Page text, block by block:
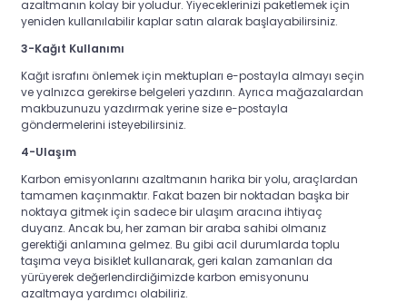
azaltmanın kolay bir yoludur. Yiyeceklerinizi paketlemek için
yeniden kullanılabilir kaplar satın alarak başlayabilirsiniz.
3-Kağıt Kullanımı
Kağıt israfını önlemek için mektupları e-postayla almayı seçin
ve yalnızca gerekirse belgeleri yazdırın. Ayrıca mağazalardan
makbuzunuzu yazdırmak yerine size e-postayla
göndermelerini isteyebilirsiniz.
4-Ulaşım
Karbon emisyonlarını azaltmanın harika bir yolu, araçlardan
tamamen kaçınmaktır. Fakat bazen bir noktadan başka bir
noktaya gitmek için sadece bir ulaşım aracına ihtiyaç
duyarız. Ancak bu, her zaman bir araba sahibi olmanız
gerektiği anlamına gelmez. Bu gibi acil durumlarda toplu
taşıma veya bisiklet kullanarak, geri kalan zamanları da
yürüyerek değerlendirdiğimizde karbon emisyonunu
azaltmaya yardımcı olabiliriz.